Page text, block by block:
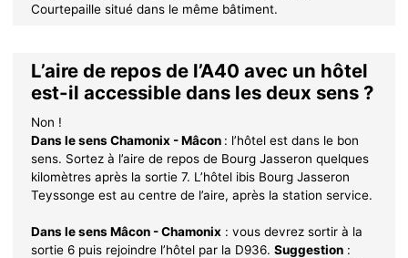
Courtepaille situé dans le même bâtiment.
L’aire de repos de l’A40 avec un hôtel
est-il accessible dans les deux sens ?
Non !
Dans le sens Chamonix - Mâcon : l’hôtel est dans le bon
sens. Sortez à l’aire de repos de Bourg Jasseron quelques
kilomètres après la sortie 7. L’hôtel ibis Bourg Jasseron
Teyssonge est au centre de l’aire, après la station service.
Dans le sens Mâcon - Chamonix: vous devrez sortir à la
sortie 6 puis rejoindre l’hôtel par la D936. Suggestion: